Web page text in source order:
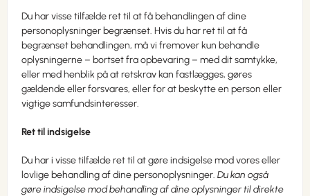
Du har visse tilfælde ret til at få behandlingen af dine
personoplysninger begrænset. Hvis du har ret til at få
begrænset behandlingen, må vi fremover kun behandle
oplysningerne – bortset fra opbevaring – med dit samtykke,
eller med henblik på at retskrav kan fastlægges, gøres
gældende eller forsvares, eller for at beskytte en person eller
vigtige samfundsinteresser.
Ret til indsigelse
Du har i visse tilfælde ret til at gøre indsigelse mod vores eller
lovlige behandling af dine personoplysninger. Du kan også
gøre indsigelse mod behandling af dine oplysninger til direkte